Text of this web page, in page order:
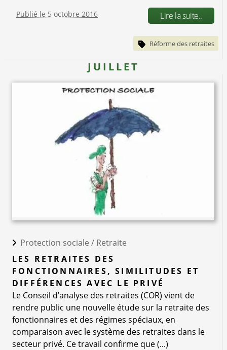
Publié le 5 octobre 2016 Lire la suite..
Réforme des retraites
JUILLET
Protection sociale / Retraite
LES RETRAITES DES
FONCTIONNAIRES, SIMILITUDES ET
DIFFÉRENCES AVEC LE PRIVÉ
Le Conseil d’analyse des retraites (COR) vient de
rendre public une nouvelle étude sur la retraite des
fonctionnaires et des régimes spéciaux, en
comparaison avec le système des retraites dans le
secteur privé. Ce travail confirme que (...)